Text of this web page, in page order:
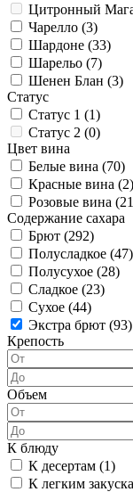
Цитронный
Чарелло (3)
Шардоне (33)
Шарельо (7)
Шенен Блан (3)
Статус
Статус 1 (1)
Статус 2 (0)
Цвет вина
Белые вина (70)
Красные вина (2)
Розовые вина (21
Содержание сахара
Брют (292)
Полусладкое (47)
Полусухое (28)
Сладкое (23)
Сухое (44)
Экстра брют (93)
Крепость
Объем
К блюду
К десертам (1)
К легким